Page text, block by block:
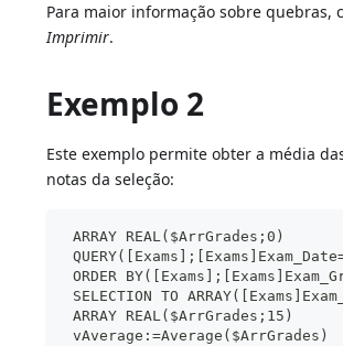
Para maior informação sobre quebras,
Imprimir.
Exemplo 2
Este exemplo permite obter a média
notas da seleção:
ARRAY REAL($ArrGrades;0)
ORDER
SELECTION TO
ARRAY REAL($ArrGrades;15)
vAverage:=Average($ArrGrades)